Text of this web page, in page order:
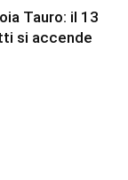
Tauro: il 13
si accende